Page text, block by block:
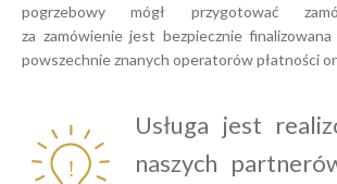
pogrzebowy mógł przygotować
za zamówienie jest bezpiecznie finalizowana
powszechnie znanych operatorów płatności
Usługa jest
naszych